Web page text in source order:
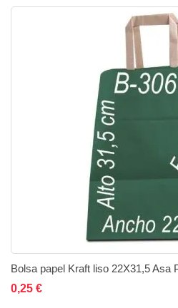
Bolsa papel Kraft liso 22X31,5 Asa
0,25 €